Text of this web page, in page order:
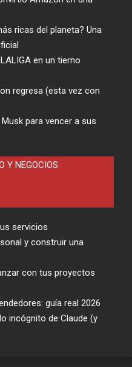
ricas del planeta? Una
en un tierno
regresa (esta vez con
para vencer a sus
Y NEGOCIOS
servicios
y construir una
con tus proyectos
guía real 2026
incógnito de Claude (y